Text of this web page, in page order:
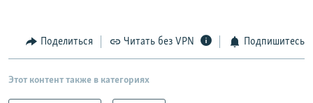
Поделиться Читать без VPN Подпишитесь
Этот контент также в категориях